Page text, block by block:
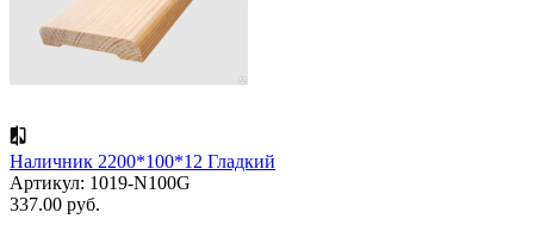
Наличник 2200*100*12 Гладкий
Артикул: 1019-N100G
337.00 руб.